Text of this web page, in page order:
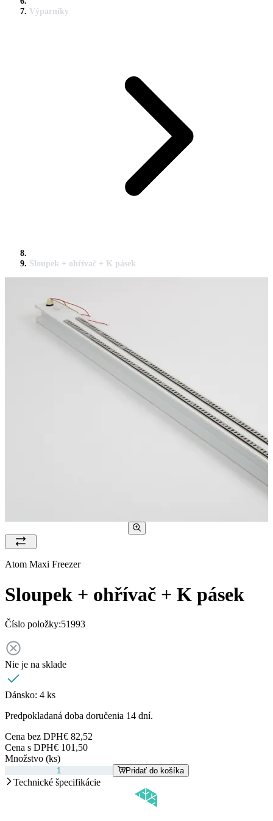
Výparníky
Sloupek + ohřívač + K pásek
Atom Maxi Freezer
Sloupek + ohřívač + K pásek
Číslo položky:51993
Nie je na sklade
Dánsko: 4 ks
Predpokladaná doba doručenia 14 dní.
Cena bez DPH€ 82,52
Cena s DPH€ 101,50
Množstvo (ks)
Pridať do košíka
Technické špecifikácie